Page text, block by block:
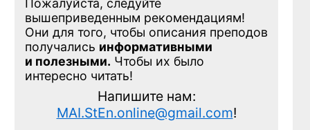
Пожалуйста, следуйте
вышеприведенным рекомендациям!
Они для того, чтобы описания преподов
получались информативными
и полезными. Чтобы их было
интересно читать!
Напишите нам:
MAI.StEn.online@gmail.com!